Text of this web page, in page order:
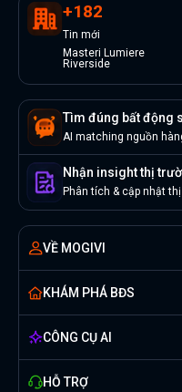
+182
Tin mới
Masteri Lumiere
Riverside
Tìm đúng bất động
AI matching nguồn
Nhận insight thị
Phân tích & cập nhật
VỀ MOGIVI
KHÁM PHÁ BĐS
CÔNG CỤ AI
HỖ TRỢ